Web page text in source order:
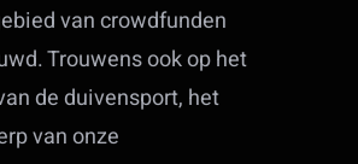
van crowdfunden
Trouwens ook op het
de duivensport, het
van onze